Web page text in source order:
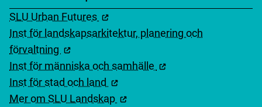
SLU Urban Futures
Inst för landskapsarkitektur, planering och
förvaltning
Inst för människa och samhälle
Inst för stad och land
Mer om SLU Landskap